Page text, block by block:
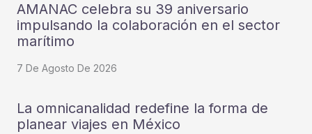
AMANAC celebra su 39 aniversario
impulsando la colaboración en el sector
marítimo
7 De Agosto De 2026
La omnicanalidad redefine la forma de
planear viajes en México